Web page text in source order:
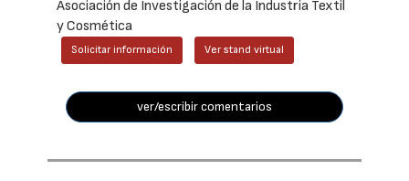
Asociación de Investigación de la Industria Textil
y Cosmética
Solicitar información Ver stand virtual
ver/escribir comentarios